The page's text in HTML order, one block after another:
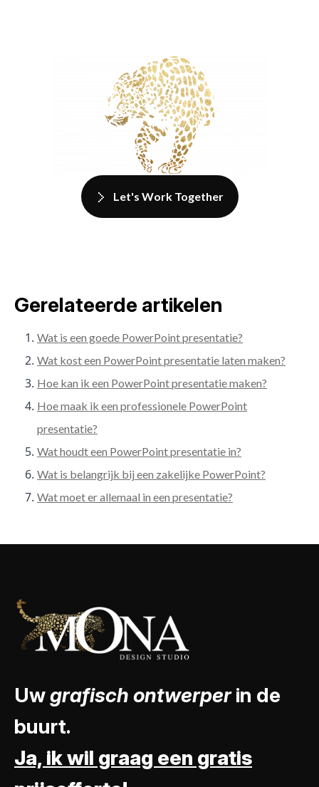
Let's Work Together
Gerelateerde artikelen
Wat is een goede PowerPoint presentatie?
Wat kost een PowerPoint presentatie laten maken?
Hoe kan ik een PowerPoint presentatie maken?
Hoe maak ik een professionele PowerPoint
presentatie?
Wat houdt een PowerPoint presentatie in?
Wat is belangrijk bij een zakelijke PowerPoint?
Wat moet er allemaal in een presentatie?
Uwgrafisch ontwerperin de
buurt.
Ja, ik wil graag een gratis